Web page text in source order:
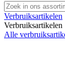
Zoeken
naar:
Verbruiksartikelen
Verbruiksartikelen
Alle